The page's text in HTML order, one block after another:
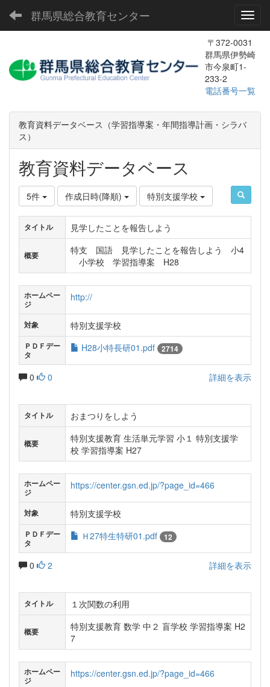
群馬県総合教育センター
〒372-0031
群馬県伊勢崎
市今泉町1-
233-2
電話番号一覧
教育資料データベース（学習指導案・年間指導計画・シラバ
ス）
教育資料データベース
5件 作成日時(降順) 特別支援学校
タイトル 見学したことを報告しよう
概要
特支 国語 見学したことを報告しよう 小4
小学校 学習指導案 H28
ホームペー
ジ
http://
対象 特別支援学校
ＰＤＦデー
タ
H28小特長研01.pdf 2714
0 0 詳細を表示
タイトル おまつりをしよう
概要
特別支援教育 生活単元学習 小１ 特別支援学
校 学習指導案 H27
ホームペー
ジ
https://center.gsn.ed.jp/?page_id=466
対象 特別支援学校
ＰＤＦデー
タ
Ｈ27特生特研01.pdf 12
0 2 詳細を表示
タイトル １次関数の利用
概要
特別支援教育 数学 中２ 盲学校 学習指導案 H2
7
ホームペー
ジ
https://center.gsn.ed.jp/?page_id=466